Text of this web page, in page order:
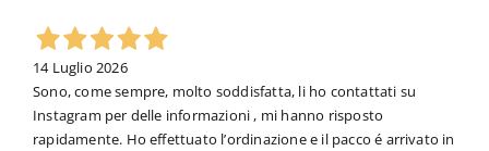
14 Luglio 2026
Sono, come sempre, molto soddisfatta, li ho contattati su
Instagram per delle informazioni , mi hanno risposto
rapidamente. Ho effettuato l’ordinazione e il pacco é arrivato in